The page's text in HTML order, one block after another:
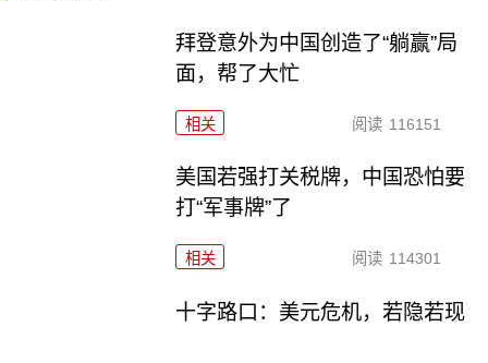
拜登意外为中国创造了“躺赢”局
面，帮了大忙
相关 阅读 116151
美国若强打关税牌，中国恐怕要
打“军事牌”了
相关 阅读 114301
十字路口：美元危机，若隐若现